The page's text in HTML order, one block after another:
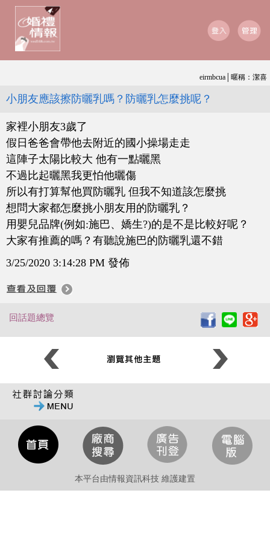
eirmbcua│暱稱：潔喜
小朋友應該擦防曬乳嗎？防曬乳怎麼挑呢？
家裡小朋友3歲了
假日爸爸會帶他去附近的國小操場走走
這陣子太陽比較大 他有一點曬黑
不過比起曬黑我更怕他曬傷
所以有打算幫他買防曬乳 但我不知道該怎麼挑
想問大家都怎麼挑小朋友用的防曬乳？
用嬰兒品牌(例如:施巴、嬌生?)的是不是比較好呢？
大家有推薦的嗎？有聽說施巴的防曬乳還不錯
3/25/2020 3:14:28 PM 發佈
回話題總覽
本平台由情報資訊科技 維護建置